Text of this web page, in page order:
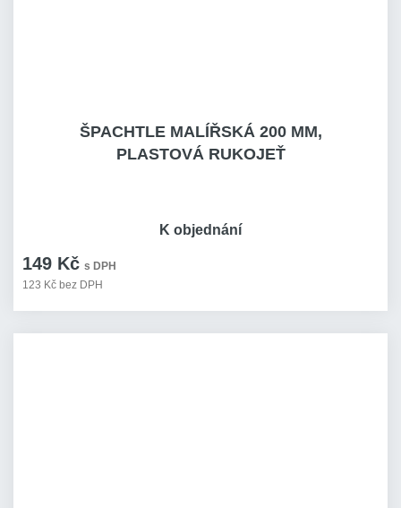
ŠPACHTLE MALÍŘSKÁ 200 MM,
PLASTOVÁ RUKOJEŤ
149 Kč s DPH
123 Kč bez DPH
K objednání